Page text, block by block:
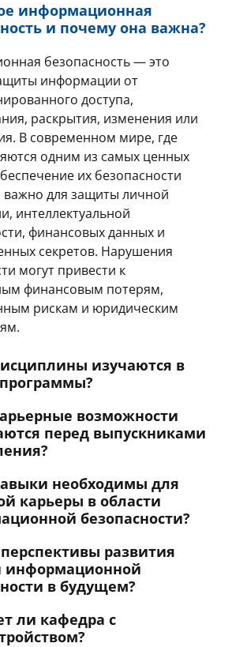
информационная
и почему она важна?
безопасность — это
информации от
доступа,
раскрытия, изменения или
В современном мире, где
одним из самых ценных
их безопасности
важно для защиты личной
интеллектуальной
финансовых данных и
секретов. Нарушения
могут привести к
финансовым потерям,
рискам и юридическим
изучаются в
возможности
перед выпускниками
необходимы для
карьеры в области
безопасности?
развития
информационной
в будущем?
ли кафедра с